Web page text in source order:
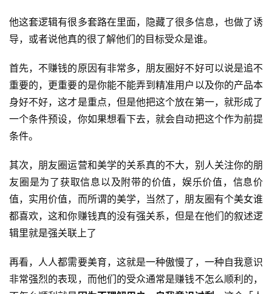
页
业
快
讯
开
案
例
避
指
运
登录 注册
他这套逻辑有很多套路在里面，隐藏了很多信息，也做了诱
导，或者说他真的很了解他们的目标受众是谁。
首先，不赚钱的原因有非常多，朋友圈好不好可以说是追不
重要的，更重要的是你能不能弄到精准用户以及你的产品本
身好不好，这才是重点，但是他把这个放在第一，就形成了
一个条件预设，你如果想看下去，就会自动把这个作为前提
条件。
其次，朋友圈运营和美学的关系真的不大，别人关注你的朋
友圈是为了获取信息以及附带的价值，娱乐价值，信息价
值，实用价值，而所谓的美学，当然了，朋友圈有个美女谁
都喜欢，这和你赚钱真的没有强关系，但是在他们的叙述逻
辑里就是强关联上了
再看，人人都需要美育，这就是一种傲慢了，一种自我意识
非常强烈的表现，而他们的受众通常是赚钱不怎么顺利的，